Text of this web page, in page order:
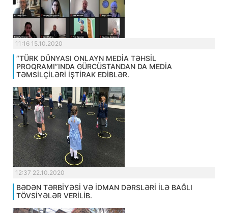
11:16 15.10.2020
“TÜRK DÜNYASI ONLAYN MEDİA TƏHSİL
PROQRAMI”INDA GÜRCÜSTANDAN DA MEDİA
TƏMSİLÇİLƏRİ İŞTİRAK EDİBLƏR.
12:37 22.10.2020
BƏDƏN TƏRBİYƏSİ VƏ İDMAN DƏRSLƏRİ İLƏ BAĞLI
TÖVSİYƏLƏR VERİLİB.